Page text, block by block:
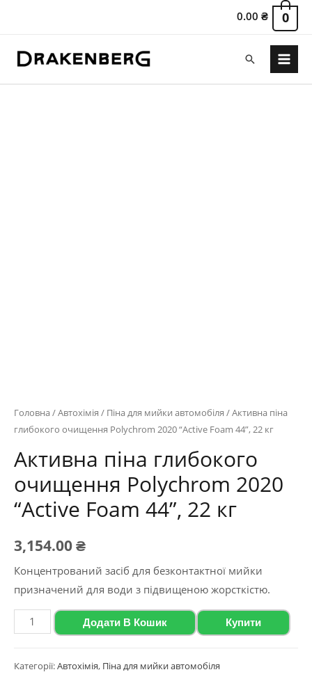
0.00₴ 0
Пошук
Main
Головна/Автохімія / Піна для мийки автомобіля / Активна піна
глибокого очищення Polychrom 2020 “Active Foam 44”, 22 кг
Активна піна глибокого
очищення Polychrom 2020
“Active Foam 44”, 22 кг
3,154.00₴
Концентрований засіб для безконтактної мийки
призначений для води з підвищеною жорсткістю.
Активна
піна
очищення
Додати В Кошик Купити
Категорії:Автохімія, Піна для мийки автомобіля